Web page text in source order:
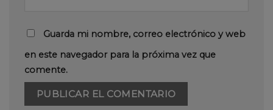
Guarda mi nombre, correo electrónico y web
en este navegador para la próxima vez que
comente.